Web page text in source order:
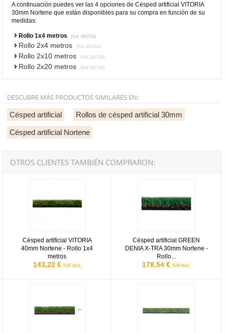
A continuación puedes ver las 4 opciones de Césped artificial VITORIA
30mm Nortene que están disponibles para su compra en función de su
medidas:
Rollo 1x4 metros (Ref. 2017112)
Rollo 2x4 metros (Ref. 2017113)
Rollo 2x10 metros (Ref. 2017114)
Rollo 2x20 metros (Ref. 2017115)
DESCUBRE MÁS PRODUCTOS SIMILARES EN:
Césped artificial Rollos de césped artificial 30mm
Césped artificial Nortene
OTROS CLIENTES TAMBIÉN COMPRARON:
Césped artificial VITORIA
40mm Nortene - Rollo 1x4
metros
143,22 € IVA incl.
Césped artificial GREEN
DENIA X-TRA 30mm Nortene -
Rollo...
178,54 € IVA incl.